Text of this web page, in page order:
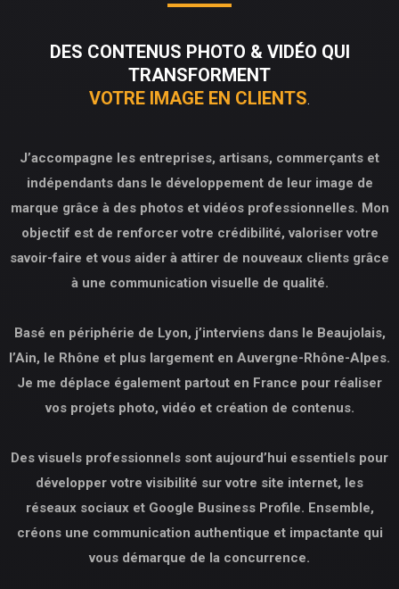
DES CONTENUS PHOTO & VIDÉO QUI
TRANSFORMENT
VOTRE IMAGE EN CLIENTS
J’accompagne les entreprises, artisans, commerçants et
indépendants dans le développement de leur image de
marque grâce à des photos et vidéos professionnelles. Mon
objectif est de renforcer votre crédibilité, valoriser votre
savoir-faire et vous aider à attirer de nouveaux clients grâce
à une communication visuelle de qualité.
Basé en périphérie de Lyon, j’interviens dans le Beaujolais,
l’Ain, le Rhône et plus largement en Auvergne-Rhône-Alpes.
Je me déplace également partout en France pour réaliser
vos projets photo, vidéo et création de contenus.
Des visuels professionnels sont aujourd’hui essentiels pour
développer votre visibilité sur votre site internet, les
réseaux sociaux et Google Business Profile. Ensemble,
créons une communication authentique et impactante qui
vous démarque de la concurrence.